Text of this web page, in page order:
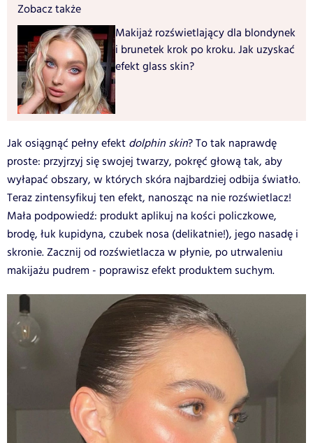
Zobacz także
Makijaż rozświetlający dla blondynek
i brunetek krok po kroku. Jak uzyskać
efekt glass skin?
Jak osiągnąć pełny efekt dolphin skin? To tak naprawdę
proste: przyjrzyj się swojej twarzy, pokręć głową tak, aby
wyłapać obszary, w których skóra najbardziej odbija światło.
Teraz zintensyfikuj ten efekt, nanosząc na nie rozświetlacz!
Mała podpowiedź: produkt aplikuj na kości policzkowe,
brodę, łuk kupidyna, czubek nosa (delikatnie!), jego nasadę i
skronie. Zacznij od rozświetlacza w płynie, po utrwaleniu
makijażu pudrem - poprawisz efekt produktem suchym.